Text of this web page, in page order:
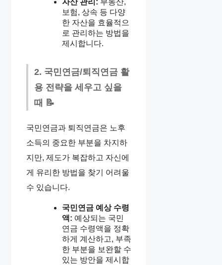
자산 관리: 부동산,
보험, 상속 등 다양
한 자산을 효율적으
로 관리하는 방법을
제시합니다.
2. 국민연금/퇴직연금 활
용 전략을 세우고 싶을
때 📝
국민연금과 퇴직연금은 노후
소득의 중요한 부분을 차지하
지만, 제도가 복잡하고 자신에
게 유리한 방법을 찾기 어려울
수 있습니다.
국민연금 예상 수령
액: 예상되는 국민
연금 수령액을 정확
하게 계산하고, 부족
한 부분을 보완할 수
있는 방안을 제시합